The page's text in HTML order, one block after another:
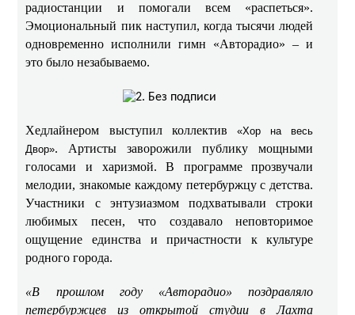
радиостанции и помогали всем «распеться».
Эмоциональный пик наступил, когда тысячи людей
одновременно исполнили гимн «Авторадио» – и
это было незабываемо.
Хедлайнером выступил коллектив «Хор на весь
Двор». Артисты заворожили публику мощными
голосами и харизмой. В программе прозвучали
мелодии, знакомые каждому петербуржцу с детства.
Участники с энтузиазмом подхватывали строки
любимых песен, что создавало неповторимое
ощущение единства и причастности к культуре
родного города.
«В прошлом году «Авторадио» поздравляло
петербуржцев из открытой студии в Лахта